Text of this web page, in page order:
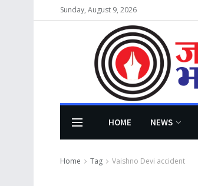
Sunday, August 9, 2026
HOME NEWS
Home Tag Vaishno Devi accident